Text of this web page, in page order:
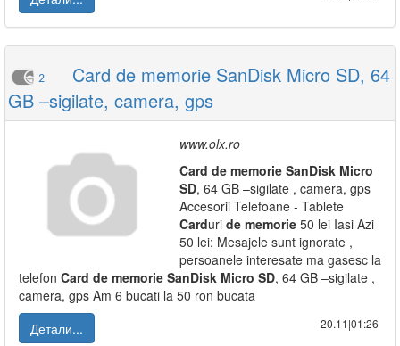
2
Card de memorie SanDisk Micro SD, 64
GB –sigilate, camera, gps
www.olx.ro
Card de memorie SanDisk Micro
SD, 64 GB –sigilate , camera, gps
Accesorii Telefoane - Tablete
Carduri de memorie 50 lei Iasi Azi
50 lei: Mesajele sunt ignorate ,
persoanele interesate ma gasesc la
telefon Card de memorie SanDisk Micro SD, 64 GB –sigilate ,
camera, gps Am 6 bucati la 50 ron bucata
Детали...
20.11|01:26